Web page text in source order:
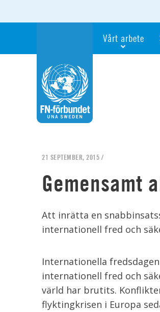
Vårt arbete
21 SEPTEMBER, 2015 /
Gemensamt
Att inrätta en
internationell fred och
Internationella
internationell fred och
värld har brutits.
flyktingkrisen i Europa